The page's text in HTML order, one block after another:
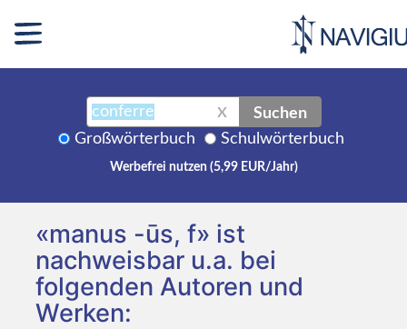
X Suchen
Großwörterbuch Schulwörterbuch
Werbefrei nutzen (5,99 EUR/Jahr)
«manus -ūs, f» ist
nachweisbar u.a. bei
folgenden Autoren und
Werken: